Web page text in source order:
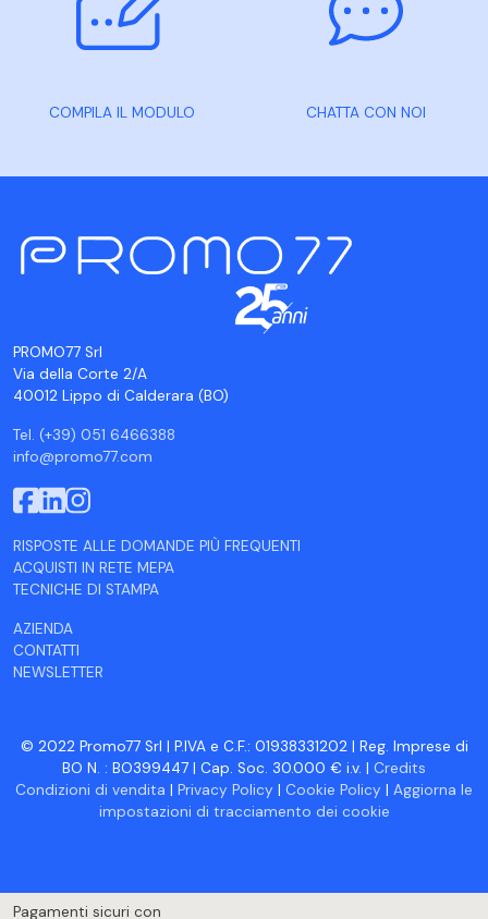
COMPILA IL MODULO CHATTA CON NOI
PROMO77 Srl
Via della Corte 2/A
40012 Lippo di Calderara (BO)
Tel. (+39) 051 6466388
info@promo77.com
RISPOSTE ALLE DOMANDE PIÙ FREQUENTI
ACQUISTI IN RETE MEPA
TECNICHE DI STAMPA
AZIENDA
CONTATTI
NEWSLETTER
© 2022 Promo77 Srl | P.IVA e C.F.: 01938331202 | Reg. Imprese di
BO N. : BO399447 | Cap. Soc. 30.000 € i.v. | Credits
Condizioni di vendita | Privacy Policy | Cookie Policy | Aggiorna le
impostazioni di tracciamento dei cookie
Pagamenti sicuri con